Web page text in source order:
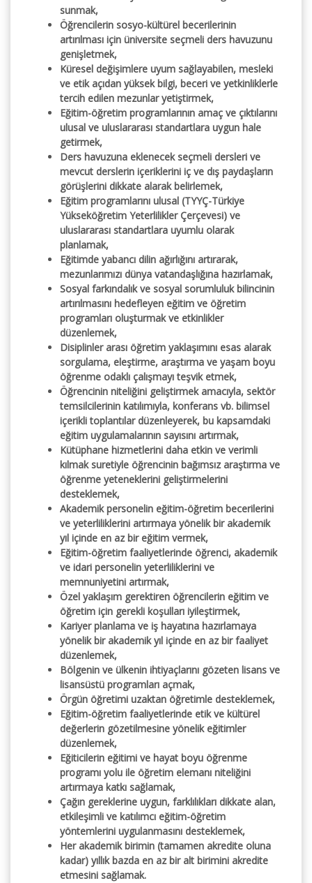
sunmak,
Öğrencilerin sosyo-kültürel becerilerinin
artırılması için üniversite seçmeli ders havuzunu
genişletmek,
Küresel değişimlere uyum sağlayabilen, mesleki
ve etik açıdan yüksek bilgi, beceri ve yetkinliklerle
tercih edilen mezunlar yetiştirmek,
Eğitim-öğretim programlarının amaç ve çıktılarını
ulusal ve uluslararası standartlara uygun hale
getirmek,
Ders havuzuna eklenecek seçmeli dersleri ve
mevcut derslerin içeriklerini iç ve dış paydaşların
görüşlerini dikkate alarak belirlemek,
Eğitim programlarını ulusal (TYYÇ-Türkiye
Yükseköğretim Yeterlilikler Çerçevesi) ve
uluslararası standartlara uyumlu olarak
planlamak,
Eğitimde yabancı dilin ağırlığını artırarak,
mezunlarımızı dünya vatandaşlığına hazırlamak,
Sosyal farkındalık ve sosyal sorumluluk bilincinin
artırılmasını hedefleyen eğitim ve öğretim
programları oluşturmak ve etkinlikler
düzenlemek,
Disiplinler arası öğretim yaklaşımını esas alarak
sorgulama, eleştirme, araştırma ve yaşam boyu
öğrenme odaklı çalışmayı teşvik etmek,
Öğrencinin niteliğini geliştirmek amacıyla, sektör
temsilcilerinin katılımıyla, konferans vb. bilimsel
içerikli toplantılar düzenleyerek, bu kapsamdaki
eğitim uygulamalarının sayısını artırmak,
Kütüphane hizmetlerini daha etkin ve verimli
kılmak suretiyle öğrencinin bağımsız araştırma ve
öğrenme yeteneklerini geliştirmelerini
desteklemek,
Akademik personelin eğitim-öğretim becerilerini
ve yeterliliklerini artırmaya yönelik bir akademik
yıl içinde en az bir eğitim vermek,
Eğitim-öğretim faaliyetlerinde öğrenci, akademik
ve idari personelin yeterliliklerini ve
memnuniyetini artırmak,
Özel yaklaşım gerektiren öğrencilerin eğitim ve
öğretim için gerekli koşulları iyileştirmek,
Kariyer planlama ve iş hayatına hazırlamaya
yönelik bir akademik yıl içinde en az bir faaliyet
düzenlemek,
Bölgenin ve ülkenin ihtiyaçlarını gözeten lisans ve
lisansüstü programları açmak,
Örgün öğretimi uzaktan öğretimle desteklemek,
Eğitim-öğretim faaliyetlerinde etik ve kültürel
değerlerin gözetilmesine yönelik eğitimler
düzenlemek,
Eğiticilerin eğitimi ve hayat boyu öğrenme
programı yolu ile öğretim elemanı niteliğini
artırmaya katkı sağlamak,
Çağın gereklerine uygun, farklılıkları dikkate alan,
etkileşimli ve katılımcı eğitim-öğretim
yöntemlerini uygulanmasını desteklemek,
Her akademik birimin (tamamen akredite oluna
kadar) yıllık bazda en az bir alt birimini akredite
etmesini sağlamak.